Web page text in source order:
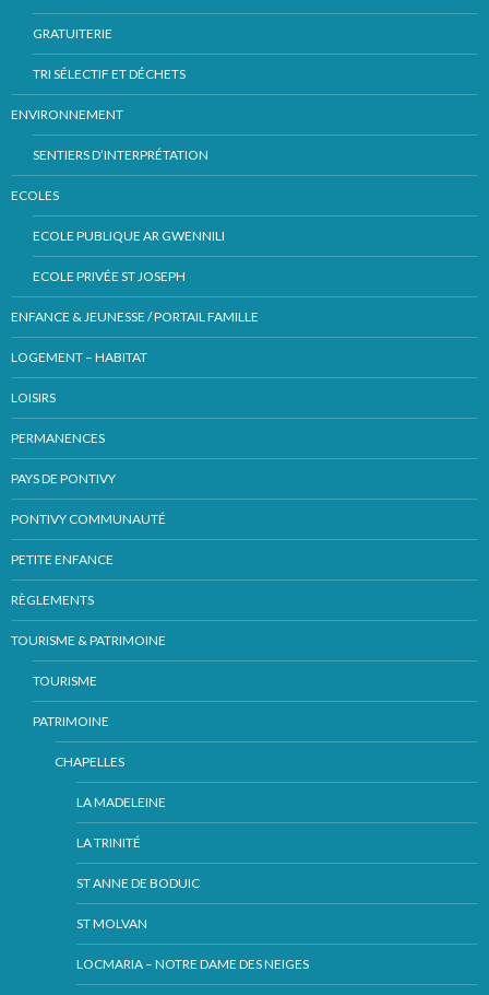
GRATUITERIE
TRI SÉLECTIF ET DÉCHETS
ENVIRONNEMENT
SENTIERS D’INTERPRÉTATION
ECOLES
ECOLE PUBLIQUE AR GWENNILI
ECOLE PRIVÉE ST JOSEPH
ENFANCE & JEUNESSE / PORTAIL FAMILLE
LOGEMENT – HABITAT
LOISIRS
PERMANENCES
PAYS DE PONTIVY
PONTIVY COMMUNAUTÉ
PETITE ENFANCE
RÈGLEMENTS
TOURISME & PATRIMOINE
TOURISME
PATRIMOINE
CHAPELLES
LA MADELEINE
LA TRINITÉ
ST ANNE DE BODUIC
ST MOLVAN
LOCMARIA – NOTRE DAME DES NEIGES